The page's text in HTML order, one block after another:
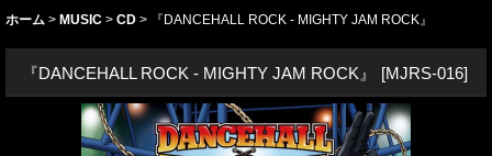
ホーム > MUSIC > CD > 『DANCEHALL ROCK - MIGHTY JAM ROCK』
『DANCEHALL ROCK - MIGHTY JAM ROCK』 [MJRS-016]